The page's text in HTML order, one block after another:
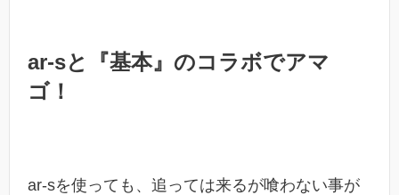
ar-sと『基本』のコラボでアマ
ゴ！
ar-sを使っても、追っては来るが喰わない事が